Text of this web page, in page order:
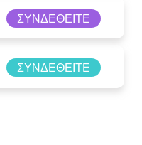
ΣΥΝΔΕΘΕΊΤΕ
ΣΥΝΔΕΘΕΊΤΕ